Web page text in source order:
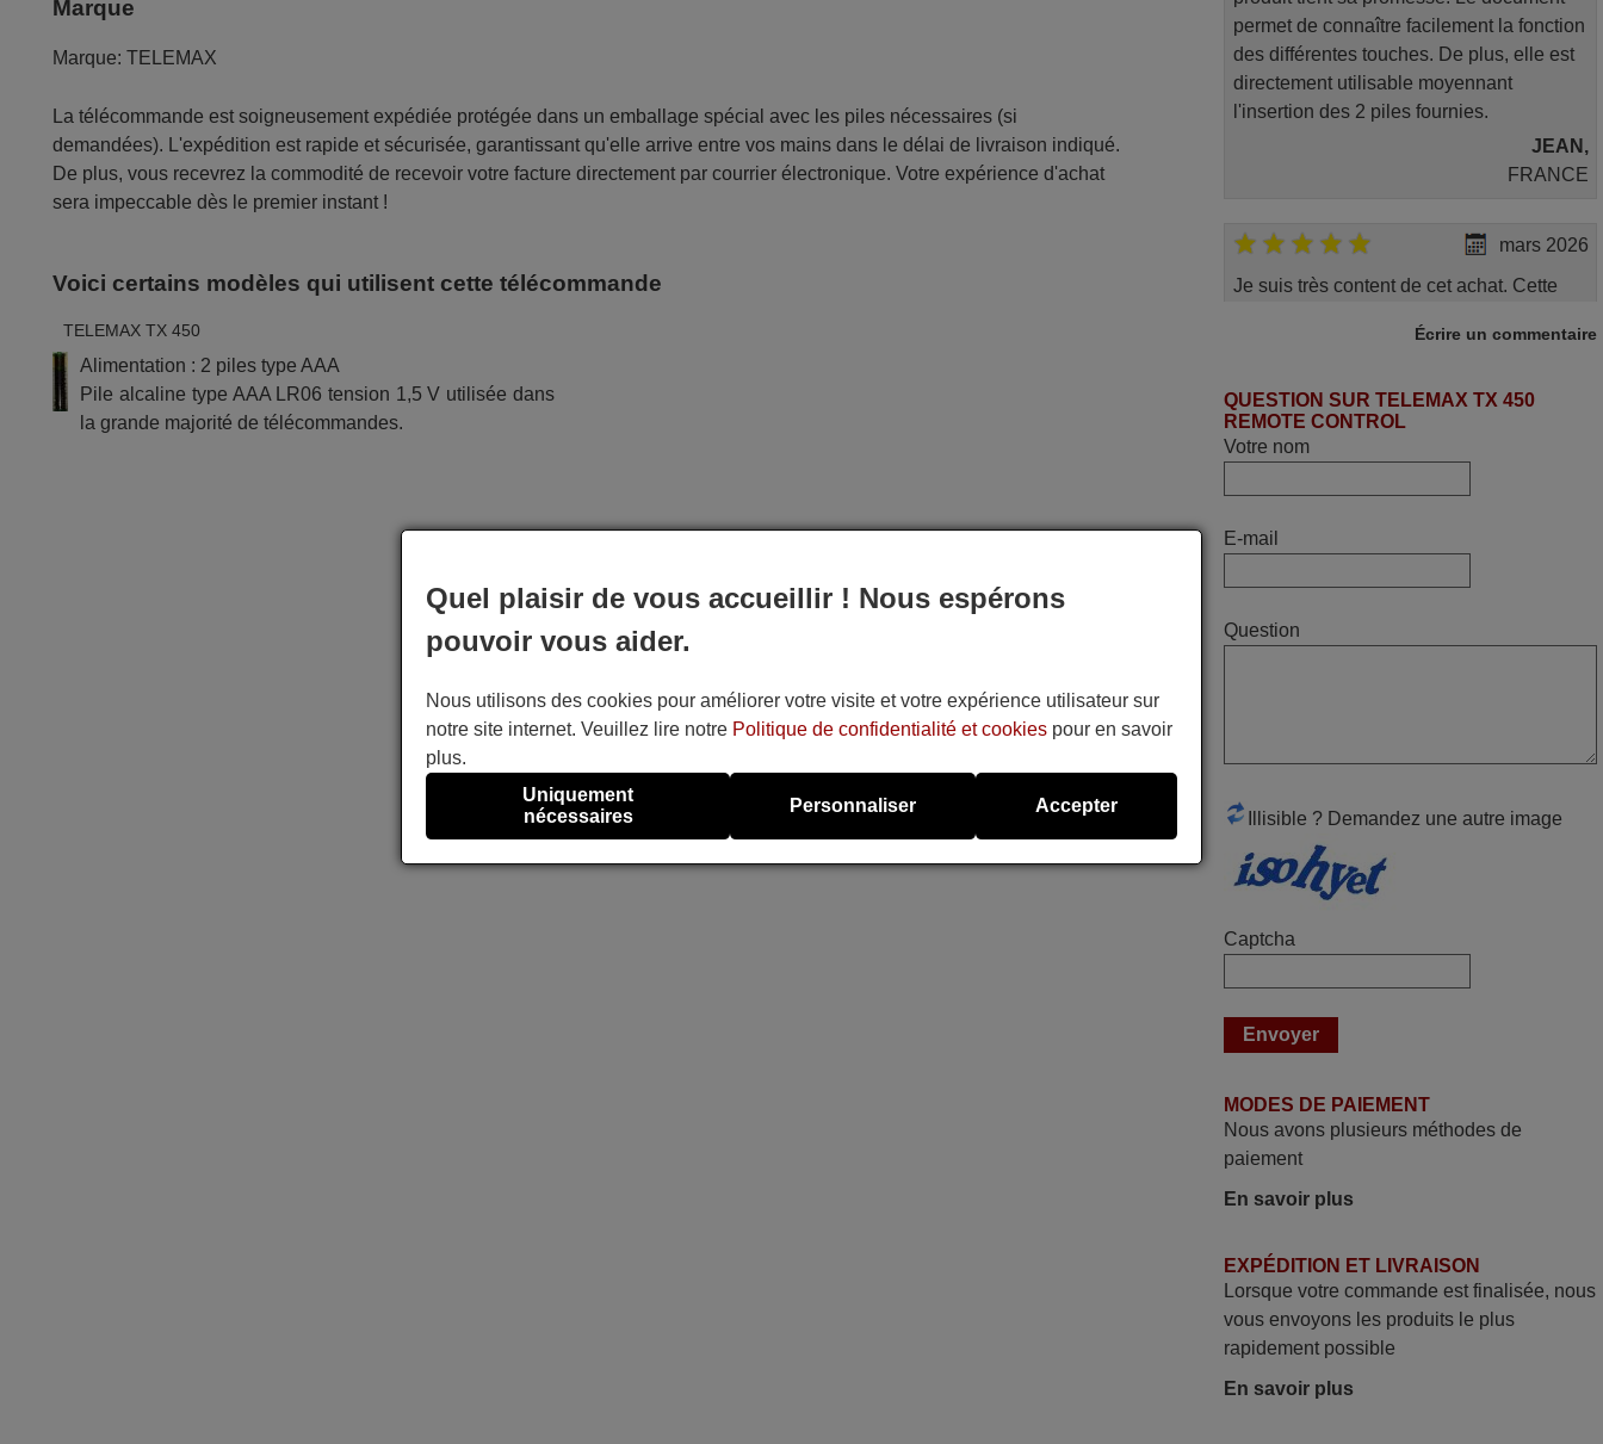
Marque
Marque: TELEMAX
La télécommande est soigneusement expédiée protégée dans un emballage spécial avec les piles nécessaires (si
demandées). L'expédition est rapide et sécurisée, garantissant qu'elle arrive entre vos mains dans le délai de livraison indiqué.
De plus, vous recevrez la commodité de recevoir votre facture directement par courrier électronique. Votre expérience d'achat
sera impeccable dès le premier instant !
Voici certains modèles qui utilisent cette télécommande
TELEMAX TX 450
Alimentation : 2 piles type AAA
Pile alcaline type AAA LR06 tension 1,5 V utilisée dans
la grande majorité de télécommandes.
permet de connaître facilement la fonction
des différentes touches. De plus, elle est
directement utilisable moyennant
l'insertion des 2 piles fournies.
JEAN,
FRANCE
mars 2026
Je suis très content de cet achat. Cette
étonnante. Alors que la télécommande
(probablement le LED à changer), et que
certains boutons sur le Combiné Radio-
K7-DVD étaient inopérants. Voilà de quoi
90
Tout bien.
Ravie de voir que ma commande
effectuée a 13h30est deja traitée et
expédiée Je vous en remercie d’avance
et attend la réception Encore merci
Écrire un commentaire
QUESTION SUR TELEMAX TX 450
REMOTE CONTROL
Votre nom
E-mail
Question
Illisible ? Demandez une autre image
Captcha
MODES DE PAIEMENT
Nous avons plusieurs méthodes de
paiement
En savoir plus
EXPÉDITION ET LIVRAISON
Lorsque votre commande est finalisée, nous
vous envoyons les produits le plus
rapidement possible
En savoir plus
Quel plaisir de vous accueillir ! Nous espérons
pouvoir vous aider.
Nous utilisons des cookies pour améliorer votre visite et votre expérience utilisateur sur
notre site internet. Veuillez lire notre Politique de confidentialité et cookies pour en savoir
plus.
Uniquement
nécessaires
Personnaliser Accepter